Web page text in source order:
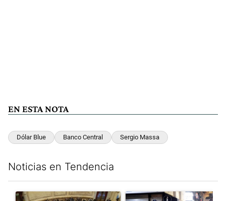
EN ESTA NOTA
Dólar Blue Banco Central Sergio Massa
Noticias en Tendencia
Un artículo de tendencia con el título "El Senado dio media
Un artículo de tendencia con